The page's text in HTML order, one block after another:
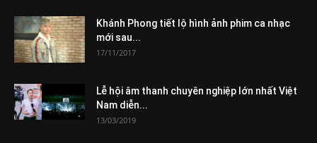
Khánh Phong tiết lộ hình ảnh phim ca nhạc
mới sau...
17/11/2017
Lễ hội âm thanh chuyên nghiệp lớn nhất Việt
Nam diễn...
13/03/2019